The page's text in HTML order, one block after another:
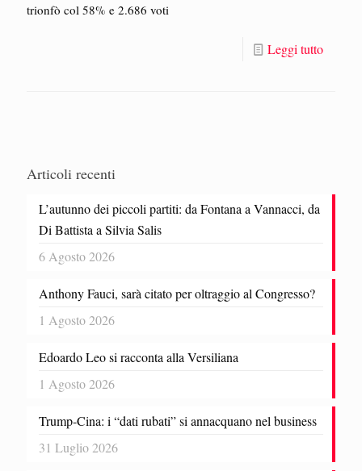
trionfò col 58% e 2.686 voti
Leggi tutto
Articoli recenti
L’autunno dei piccoli partiti: da Fontana a Vannacci, da
Di Battista a Silvia Salis
6 Agosto 2026
Anthony Fauci, sarà citato per oltraggio al Congresso?
1 Agosto 2026
Edoardo Leo si racconta alla Versiliana
1 Agosto 2026
Trump-Cina: i “dati rubati” si annacquano nel business
31 Luglio 2026